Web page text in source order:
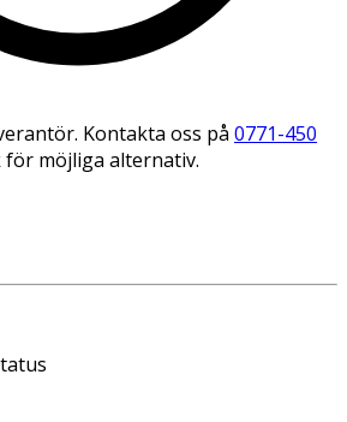
Kontakta oss på 0771-450
möjliga alternativ.